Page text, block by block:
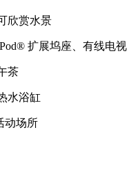
欣赏水景
扩展坞座、有线电视
茶
水浴缸
动场所